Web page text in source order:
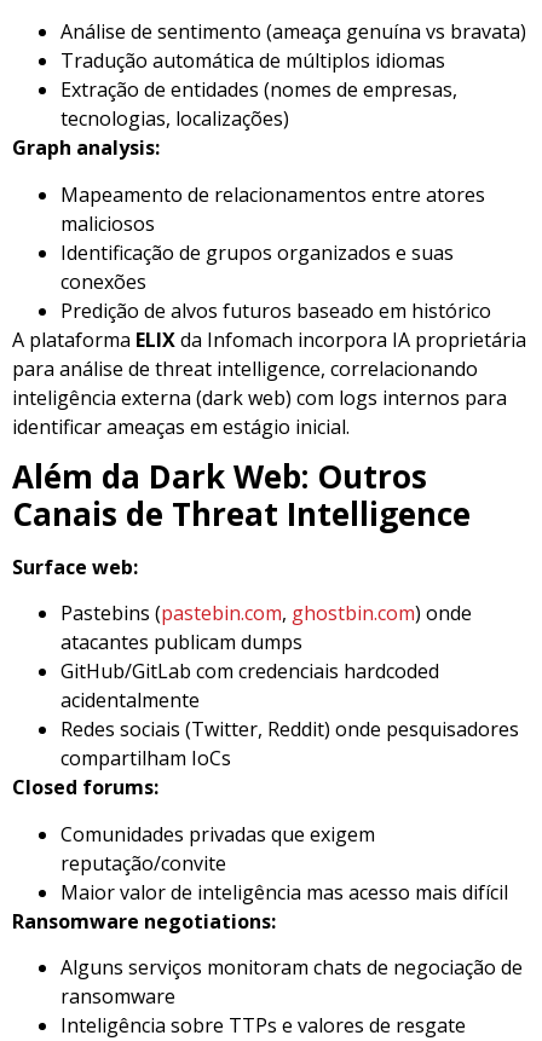
Análise de sentimento (ameaça genuína vs bravata)
Tradução automática de múltiplos idiomas
Extração de entidades (nomes de empresas,
tecnologias, localizações)
Graph analysis:
Mapeamento de relacionamentos entre atores
maliciosos
Identificação de grupos organizados e suas
conexões
Predição de alvos futuros baseado em histórico
A plataforma ELIXda Infomach incorpora IA proprietária
para análise de threat intelligence, correlacionando
inteligência externa (dark web) com logs internos para
identificar ameaças em estágio inicial.
Além da Dark Web: Outros
Canais de Threat Intelligence
Surface web:
Pastebins (pastebin.com, ghostbin.com) onde
atacantes publicam dumps
GitHub/GitLab com credenciais hardcoded
acidentalmente
Redes sociais (Twitter, Reddit) onde pesquisadores
compartilham IoCs
Closed forums:
Comunidades privadas que exigem
reputação/convite
Maior valor de inteligência mas acesso mais difícil
Ransomware negotiations:
Alguns serviços monitoram chats de negociação de
ransomware
Inteligência sobre TTPs e valores de resgate